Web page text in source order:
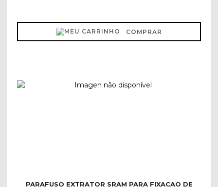
COMPRAR
PARAFUSO EXTRATOR SRAM PARA FIXACAO DE